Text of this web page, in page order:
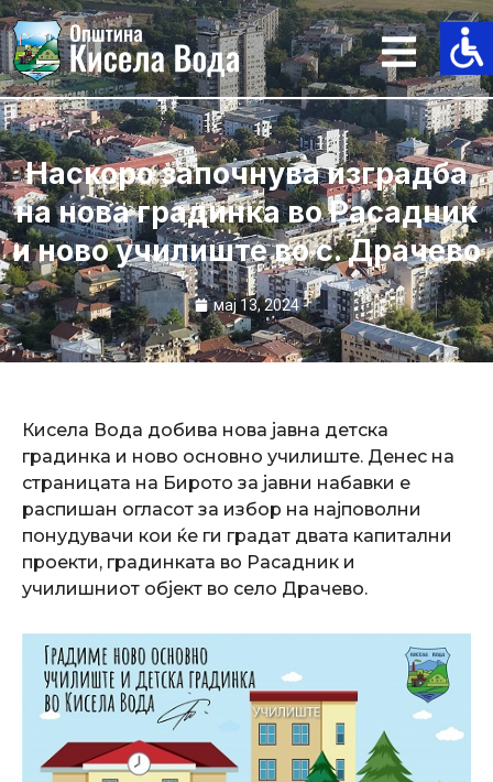
Skip
to
content
Наскоро започнува изградба
на нова градинка во Расадник
и ново училиште во с. Драчево
мај 13, 2024
Кисела Вода добива нова јавна детска
градинка и ново основно училиште. Денес на
страницата на Бирото за јавни набавки е
распишан огласот за избор на најповолни
понудувачи кои ќе ги градат двата капитални
проекти, градинката во Расадник и
училишниот објект во село Драчево.